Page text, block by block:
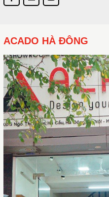
ACADO HÀ ĐÔNG